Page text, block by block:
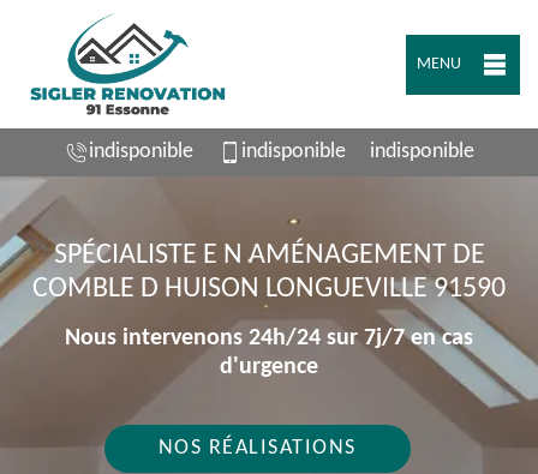
MENU
indisponible indisponible indisponible
SPÉCIALISTE E N AMÉNAGEMENT DE
COMBLE D HUISON LONGUEVILLE 91590
Nous intervenons 24h/24 sur 7j/7 en cas
d'urgence
NOS RÉALISATIONS